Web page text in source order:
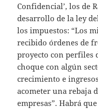
Confidencial’, los de
desarrollo de la ley
los impuestos: “Los
recibido órdenes de
proyecto con perfiles
choque con algún
crecimiento e
acometer una rebaja
empresas”. Habrá